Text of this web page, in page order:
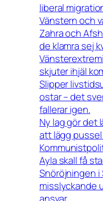
liberal
Vänstern och
Zahra och
de klamra sej
skjuter ihjäl
Slipper
ostar – det
fallerar igen.
Ny lag gör det
att lägg
Ayla skall få
Snöröjningen
misslyckande